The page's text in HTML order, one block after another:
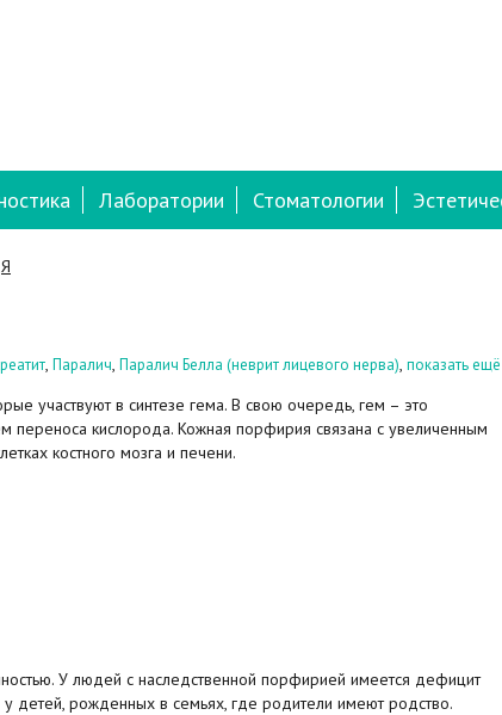
Лаборатории Стоматологии
Я
, Паралич, Паралич Белла (неврит лицевого нерва), показать ещё
участвуют в синтезе гема. В свою очередь, гем – это
переноса кислорода. Кожная порфирия связана с увеличенным
костного мозга и печени.
У людей с наследственной порфирией имеется дефицит
детей, рожденных в семьях, где родители имеют родство.